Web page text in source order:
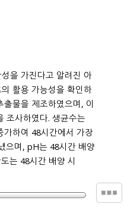
을 가진다고 알려진 아
활용 가능성을 확인하
물을 제조하였으며, 이
가하여 48시간에서 가장
으며, pH는 48시간 배양